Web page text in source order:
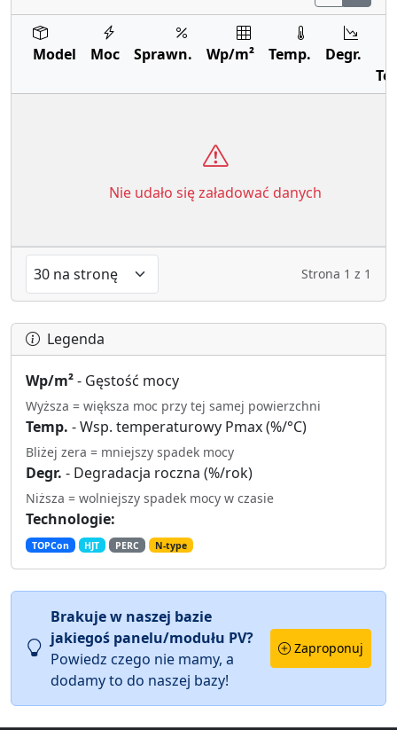
Model Moc Sprawn. Wp/m² Temp.
Degr.
Nie udało się załadować danych
Strona 1 z 1
Legenda
Wp/m²- Gęstość mocy
Wyższa = większa moc przy tej samej powierzchni
Temp. - Wsp. temperaturowy Pmax (%/°C)
Bliżej zera = mniejszy spadek mocy
Degr. - Degradacja roczna (%/rok)
Niższa = wolniejszy spadek mocy w czasie
Technologie:
TOPCon HJT PERC N-type
Brakuje w naszej bazie
jakiegoś panelu/modułu PV?
Powiedz czego nie mamy, a
dodamy to do naszej bazy!
Zaproponuj